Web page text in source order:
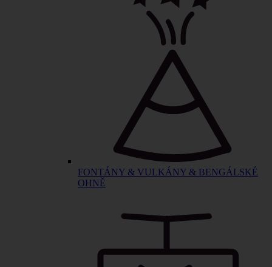
FONTÁNY & VULKÁNY & BENGÁLSKÉ
OHNĚ